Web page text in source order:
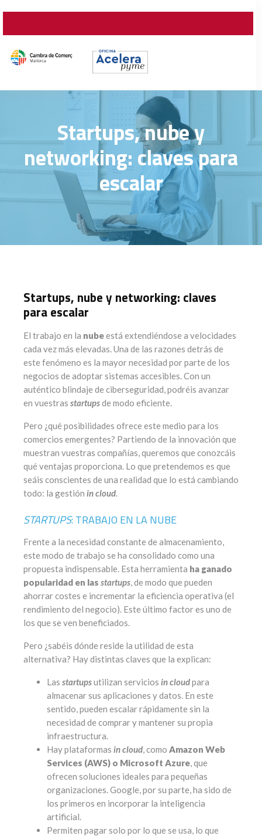
Startups, nube y
networking: claves para
escalar
Startups, nube y networking: claves
para escalar
El trabajo en la nubeestá extendiéndose a velocidades
cada vez más elevadas. Una de las razones detrás de
este fenómeno es la mayor necesidad por parte de los
negocios de adoptar sistemas accesibles. Con un
auténtico blindaje de ciberseguridad, podréis avanzar
en vuestras startupsde modo eficiente.
Pero ¿qué posibilidades ofrece este medio para los
comercios emergentes? Partiendo de la innovación que
muestran vuestras compañías, queremos que conozcáis
qué ventajas proporciona. Lo que pretendemos es que
seáis conscientes de una realidad que lo está cambiando
todo: la gestión in cloud.
STARTUPS: TRABAJO EN LA NUBE
Frente a la necesidad constante de almacenamiento,
este modo de trabajo se ha consolidado como una
propuesta indispensable. Esta herramienta ha ganado
popularidad en las startups, de modo que pueden
ahorrar costes e incrementar la eficiencia operativa (el
rendimiento del negocio). Este último factor es uno de
los que se ven beneficiados.
Pero ¿sabéis dónde reside la utilidad de esta
alternativa? Hay distintas claves que la explican:
Las startupsutilizan servicios in cloudpara
almacenar sus aplicaciones y datos. En este
sentido, pueden escalar rápidamente sin la
necesidad de comprar y mantener su propia
infraestructura.
Hay plataformas in cloud, como Amazon Web
Services (AWS) o Microsoft Azure, que
ofrecen soluciones ideales para pequeñas
organizaciones. Google, por su parte, ha sido de
los primeros en incorporar la inteligencia
artificial.
Permiten pagar solo por lo que se usa, lo que